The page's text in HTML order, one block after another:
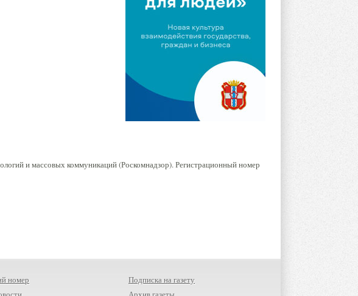
и массовых коммуникаций (Роскомнадзор). Регистрационный номер
номер
Подписка на газету